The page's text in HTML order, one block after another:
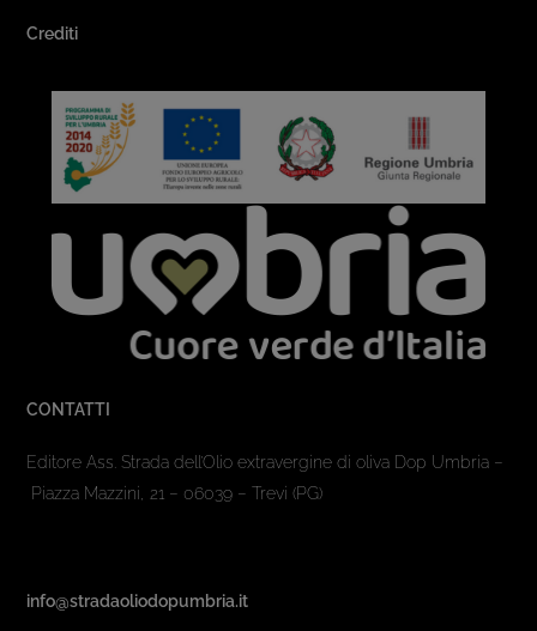
Crediti
CONTATTI
Editore Ass. Strada dell’Olio extravergine di oliva Dop Umbria –
Piazza Mazzini, 21 – 06039 – Trevi (PG)
info@stradaoliodopumbria.it